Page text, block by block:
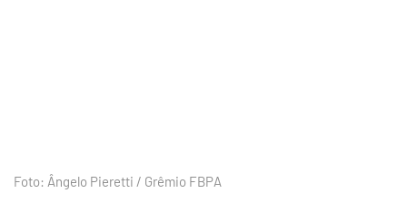
Foto: Ângelo Pieretti / Grêmio FBPA